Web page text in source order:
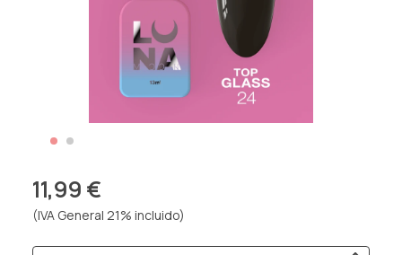
11,99 €
(IVA General 21% incluido)